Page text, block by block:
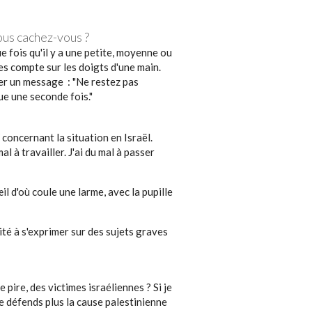
cachez-vous ?
fois qu'il y a une petite, moyenne ou
compte sur les doigts d'une main.
un message : "Ne restez pas
une seconde fois."
la situation en Israël.
à travailler. J'ai du mal à passer
coule une larme, avec la pupille
à s'exprimer sur des sujets graves
des victimes israéliennes ? Si je
défends plus la cause palestinienne